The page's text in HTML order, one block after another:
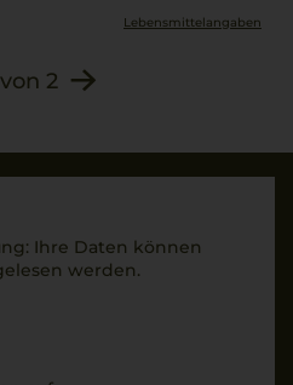
Lebensmittel­angaben
von 2
Ihre Daten können
werden.